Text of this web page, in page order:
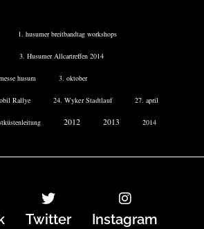
1. husumer breitbandtag workshops
3. Husumer Allcartreffen 2014
husum 3. oktober
Rallye 24. Wyker Stadtlauf 27. april
2012 2013 2014
Twitter Instagram